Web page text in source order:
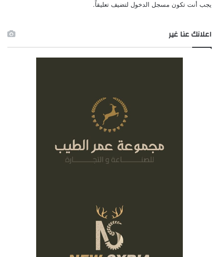
يجب أنت تكون مسجل الدخول لتضيف تعليقاً.
اعلانك عنا غير